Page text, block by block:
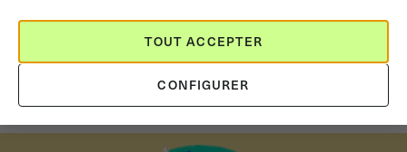
Loi ELAN, vers la dématérialisation
du bail de location
CONFIGURER
TOUT ACCEPTER